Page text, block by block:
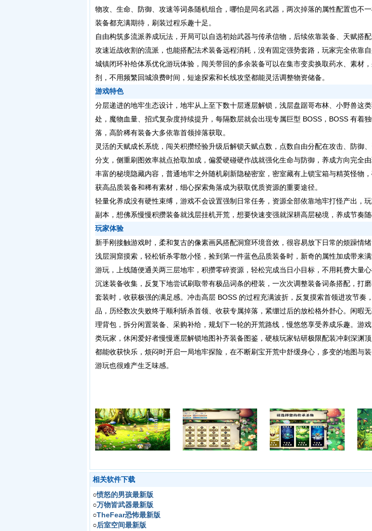
物攻、生命、防御、攻速等词条随机组合，哪怕是同名武器，两次掉落的属性配置也不
装备都充满期待，刷装过程乐趣十足。
自由构筑多流派养成玩法，开局可以自选初始武器与传承信物，后续依靠装备、天赋搭
攻速近战收割的流派，也能搭配法术装备远程消耗，没有固定强势套路，玩家完全依靠自
城镇闭环补给体系优化游玩体验，闯关带回的多余装备可以在集市变卖换取药水、素材
剂，不用频繁回城浪费时间，短途探索和长线攻坚都能灵活调整物资储备。
游戏特色
分层递进的地牢生态设计，地牢从上至下数十层逐层解锁，浅层盘踞哥布林、小野兽这
处，魔物血量、招式复杂度持续提升，每隔数层就会出现专属巨型 BOSS，BOSS 有着
落，高阶稀有装备大多依靠首领掉落获取。
灵活的天赋成长系统，闯关积攒经验升级后解锁天赋点数，点数自由分配在攻击、防御
分支，侧重刷图效率就点拾取加成，偏爱硬碰硬作战就强化生命与防御，养成方向完全由
丰富的秘境隐藏内容，普通地牢之外随机刷新隐秘密室，密室藏有上锁宝箱与精英怪物
获高品质装备和稀有素材，细心探索角落成为获取优质资源的重要途径。
轻量化养成没有硬性束缚，游戏不会设置强制日常任务，资源全部依靠地牢打怪产出，
副本，想佛系慢慢积攒装备就浅层挂机开荒，想要快速变强就深耕高层秘境，养成节奏随
玩家体验
新手刚接触游戏时，柔和复古的像素画风搭配洞窟环境音效，很容易放下日常的烦躁情
浅层洞窟摸索，轻松斩杀零散小怪，捡到第一件蓝色品质装备时，新奇的属性加成带来
游玩，上线随便通关两三层地牢，积攒零碎资源，轻松完成当日小目标，不用耗费大量
沉迷装备收集，反复下地尝试刷取带有极品词条的橙装，一次次调整装备词条搭配，打
套装时，收获极强的满足感。冲击高层 BOSS 的过程充满波折，反复摸索首领进攻节奏
品，历经数次失败终于顺利斩杀首领、收获专属掉落，紧绷过后的放松格外舒心。闲暇
理背包，拆分闲置装备、采购补给，规划下一轮的开荒路线，慢悠悠享受养成乐趣。游
类玩家，休闲爱好者慢慢逐层解锁地图补齐装备图鉴，硬核玩家钻研极限配装冲刺深渊
都能收获快乐，烦闷时开启一局地牢探险，在不断刷宝开荒中舒缓身心，多变的地图与
游玩也很难产生乏味感。
相关软件下载
○愤怒的男孩最新版
○万物皆武器最新版
○TheFear恐怖最新版
○后室空间最新版